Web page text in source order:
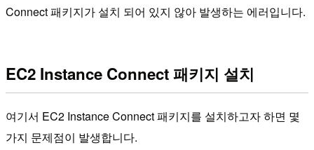
Connect 패키지가 설치 되어 있지 않아 발생하는 에러입니다.
EC2 Instance Connect 패키지 설치
여기서 EC2 Instance Connect 패키지를 설치하고자 하면 몇
가지 문제점이 발생합니다.